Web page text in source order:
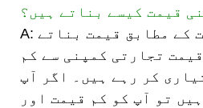
قیمت کیسے بناتے ہیں؟
A: ہم اپنی جامع لاگت کے مطابق قیمت بناتے
تجارتی کمپنی سے کم
کر رہے ہیں۔ اگر آپ
تو آپ کو کم قیمت اور